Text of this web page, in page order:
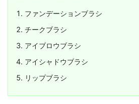
ファンデーションブラシ
チークブラシ
アイブロウブラシ
アイシャドウブラシ
リップブラシ